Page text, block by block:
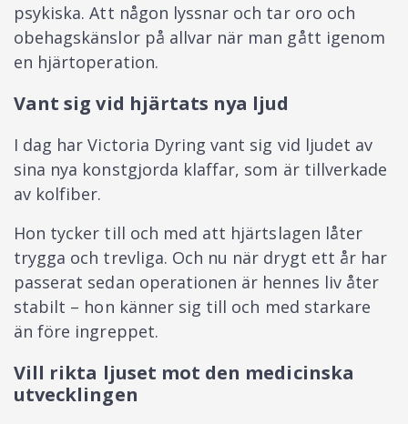
psykiska. Att någon lyssnar och tar oro och
obehagskänslor på allvar när man gått igenom
en hjärtoperation.
Vant sig vid hjärtats nya ljud
I dag har Victoria Dyring vant sig vid ljudet av
sina nya konstgjorda klaffar, som är tillverkade
av kolfiber.
Hon tycker till och med att hjärtslagen låter
trygga och trevliga. Och nu när drygt ett år har
passerat sedan operationen är hennes liv åter
stabilt – hon känner sig till och med starkare
än före ingreppet.
Vill rikta ljuset mot den medicinska
utvecklingen